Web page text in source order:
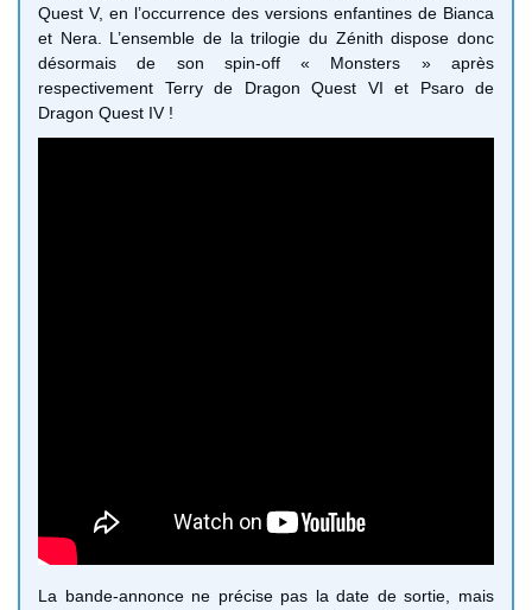
Quest V, en l’occurrence des versions enfantines de Bianca
et Nera. L’ensemble de la trilogie du Zénith dispose donc
désormais de son spin-off « Monsters » après
respectivement Terry de Dragon Quest VI et Psaro de
Dragon Quest IV !
La bande-annonce ne précise pas la date de sortie, mais